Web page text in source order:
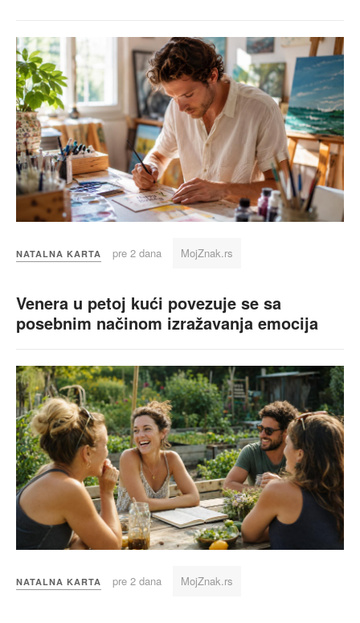
NATALNA KARTA pre 2 dana MojZnak.rs
Venera u petoj kući povezuje se sa
posebnim načinom izražavanja emocija
NATALNA KARTA pre 2 dana MojZnak.rs